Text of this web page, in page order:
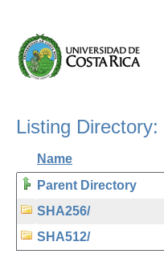
Listing Directory:
Name
Parent Directory
SHA256/
SHA512/